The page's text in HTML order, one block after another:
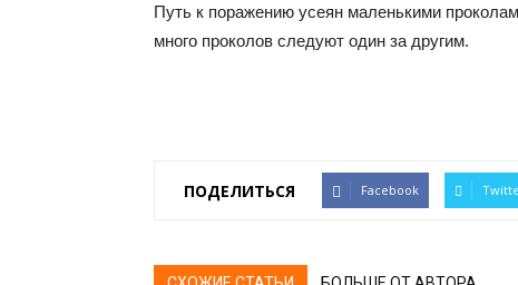
Путь к поражению усеян маленькими
много проколов следуют один за другим.
ПОДЕЛИТЬСЯ Facebook